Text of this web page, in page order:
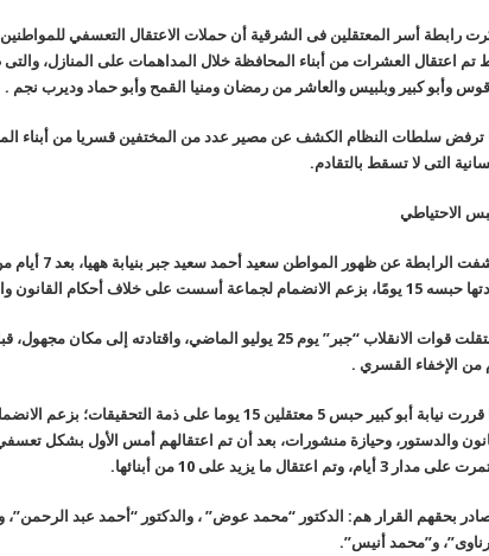
رابطة أسر المعتقلين فى الشرقية أن حملات الاعتقال التعسفي للمواطنين
تم اعتقال العشرات من أبناء المحافظة خلال المداهمات على المنازل، والتى
وأبو كبير وبلبيس والعاشر من رمضان ومنيا القمح وأبو حماد وديرب نجم .
ترفض سلطات النظام الكشف عن مصير عدد من المختفين قسريا من أبناء
التى لا تسقط بالتقادم.
الاحتياطي
وكشفت الرابطة
الانضمام لجماعة أسست على خلاف أحكام القانون والدستور، وحيازة منشورات.
من الإخفاء القسري .
كما قررت نيابة أبو كبير حبس 5 معتقلين 15 يوما على ذمة
والدستور، وحيازة منشورات، بعد أن تم اعتقالهم أمس الأول بشكل
مدار 3 أيام، وتم اعتقال ما يزيد على 10 من أبنائها.
بحقهم القرار هم: الدكتور “محمد عوض” ، والدكتور “أحمد عبد الرحمن”،
و”محمد أنيس”.